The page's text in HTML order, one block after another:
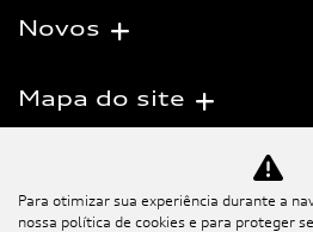
Novos
Mapa do site
privacidade
Para otimizar sua experiência durante a
nossa política de cookies e para proteger